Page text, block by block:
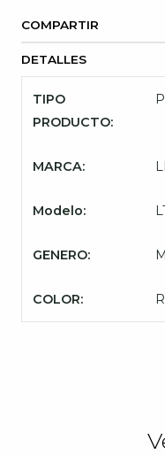
COMPARTIR
DETALLES
TIPO
PRODUCTO:
MARCA:
Modelo:
GENERO:
COLOR: